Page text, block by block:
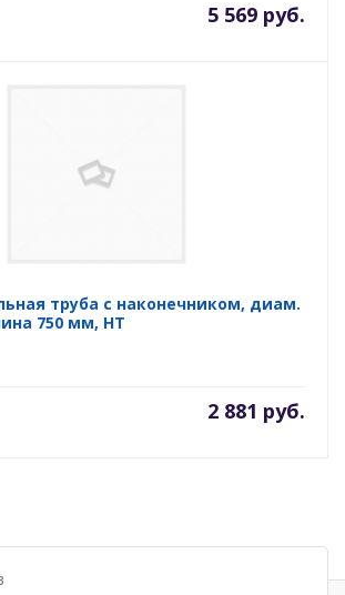
5 569 руб.
труба с наконечником, диам.
750 мм, HT
2 881 руб.